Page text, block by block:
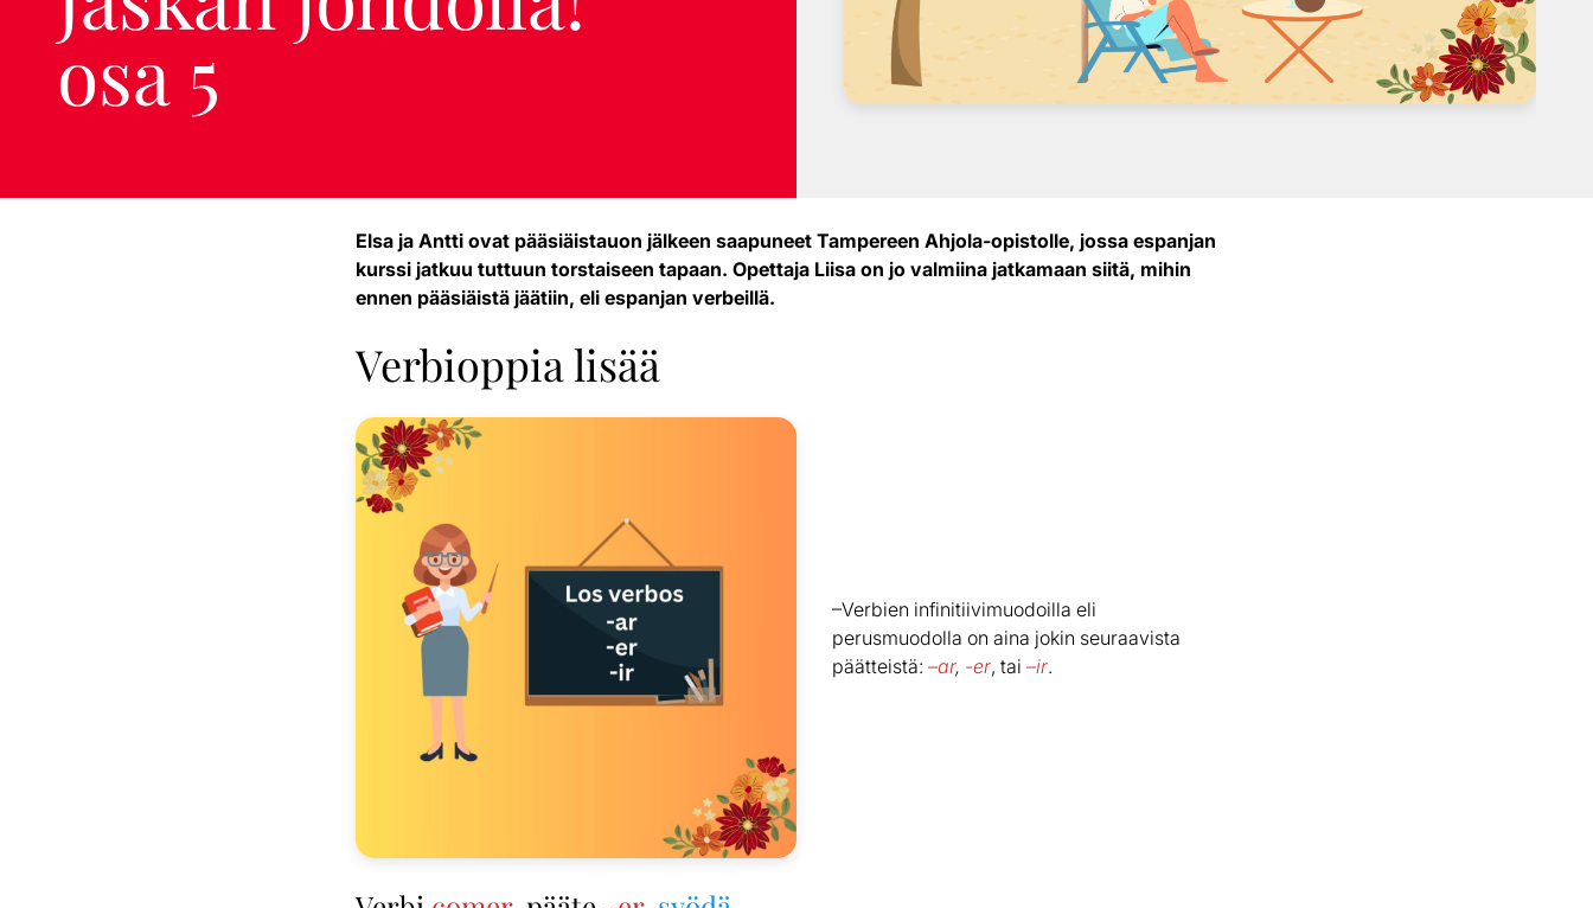
osa 5
Elsa ja Antti ovat pääsiäistauon jälkeen saapuneet Tampereen Ahjola-opistolle, jossa espanjan
kurssi jatkuu tuttuun torstaiseen tapaan. Opettaja Liisa on jo valmiina jatkamaan siitä, mihin
ennen pääsiäistä jäätiin, eli espanjan verbeillä.
Verbioppia lisää
–Verbien infinitiivimuodoilla eli
perusmuodolla on aina jokin seuraavista
päätteistä: –ar, -er, tai –ir.